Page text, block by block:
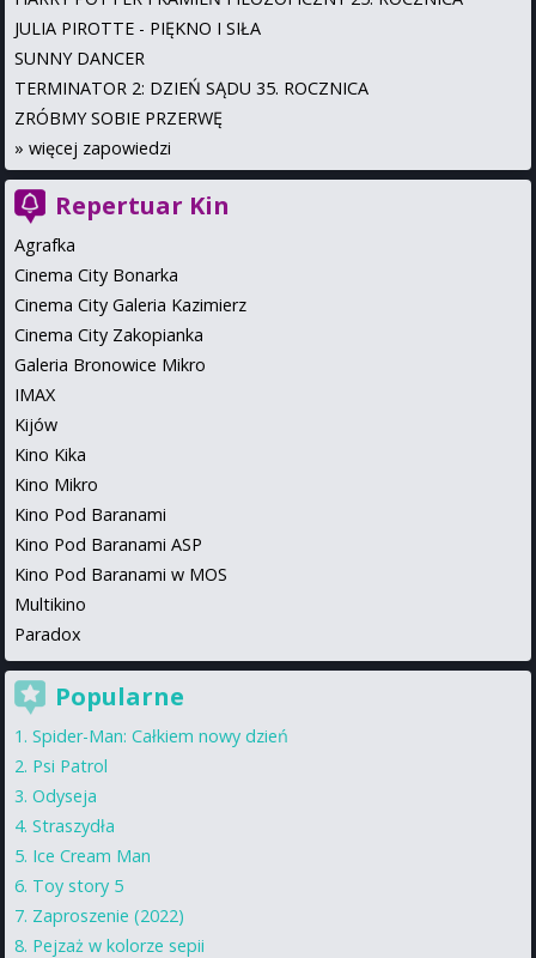
JULIA PIROTTE - PIĘKNO I SIŁA
SUNNY DANCER
TERMINATOR 2: DZIEŃ SĄDU 35. ROCZNICA
ZRÓBMY SOBIE PRZERWĘ
» więcej zapowiedzi
Repertuar Kin
Agrafka
Cinema City Bonarka
Cinema City Galeria Kazimierz
Cinema City Zakopianka
Galeria Bronowice Mikro
IMAX
Kijów
Kino Kika
Kino Mikro
Kino Pod Baranami
Kino Pod Baranami ASP
Kino Pod Baranami w MOS
Multikino
Paradox
Popularne
Spider-Man: Całkiem nowy dzień
Psi Patrol
Odyseja
Straszydła
Ice Cream Man
Toy story 5
Zaproszenie (2022)
Pejzaż w kolorze sepii